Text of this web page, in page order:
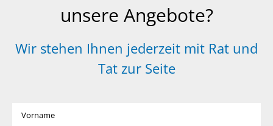
unsere Angebote?
Wir stehen Ihnen jederzeit mit Rat und
Tat zur Seite